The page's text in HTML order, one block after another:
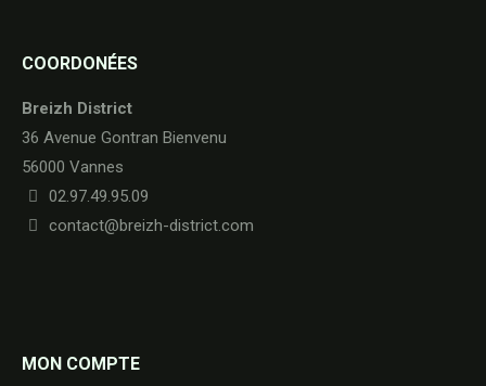
COORDONÉES
Breizh District
36 Avenue Gontran Bienvenu
56000 Vannes
02.97.49.95.09
contact@breizh-district.com
MON COMPTE